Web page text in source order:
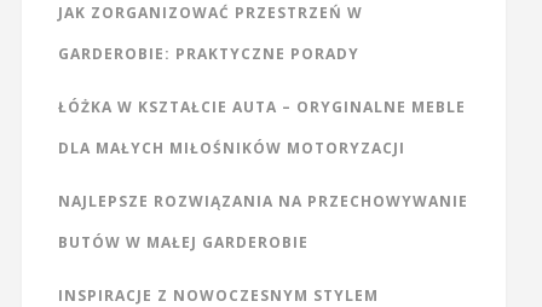
JAK ZORGANIZOWAĆ PRZESTRZEŃ W
GARDEROBIE: PRAKTYCZNE PORADY
ŁÓŻKA W KSZTAŁCIE AUTA – ORYGINALNE MEBLE
DLA MAŁYCH MIŁOŚNIKÓW MOTORYZACJI
NAJLEPSZE ROZWIĄZANIA NA PRZECHOWYWANIE
BUTÓW W MAŁEJ GARDEROBIE
INSPIRACJE Z NOWOCZESNYM STYLEM